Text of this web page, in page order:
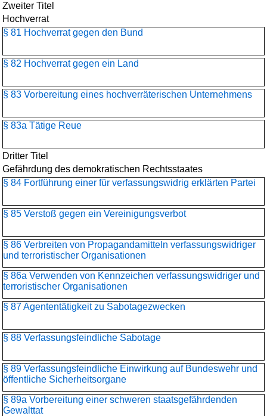
Zweiter Titel
Hochverrat
§ 81 Hochverrat gegen den Bund
§ 82 Hochverrat gegen ein Land
§ 83 Vorbereitung eines hochverräterischen Unternehmens
§ 83a Tätige Reue
Dritter Titel
Gefährdung des demokratischen Rechtsstaates
§ 84 Fortführung einer für verfassungswidrig erklärten Partei
§ 85 Verstoß gegen ein Vereinigungsverbot
§ 86 Verbreiten von Propagandamitteln verfassungswidriger
und terroristischer Organisationen
§ 86a Verwenden von Kennzeichen verfassungswidriger und
terroristischer Organisationen
§ 87 Agententätigkeit zu Sabotagezwecken
§ 88 Verfassungsfeindliche Sabotage
§ 89 Verfassungsfeindliche Einwirkung auf Bundeswehr und
öffentliche Sicherheitsorgane
§ 89a Vorbereitung einer schweren staatsgefährdenden
Gewalttat